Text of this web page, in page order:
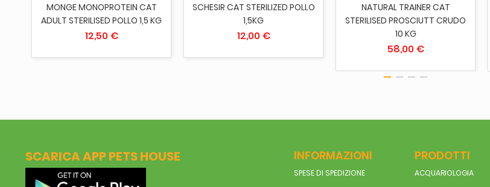
MONGE MONOPROTEIN CAT
ADULT STERILISED POLLO 1,5 KG
12,50 €
SCHESIR CAT STERILIZED POLLO
1,5KG
12,00 €
NATURAL TRAINER CAT
STERILISED PROSCIUTT CRUDO
10 KG
58,00 €
SCARICA APP PETS HOUSE INFORMAZIONI
SPESE DI SPEDIZIONE
PRODOTTI
ACQUARIOLOGIA